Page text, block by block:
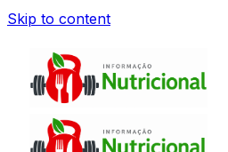
Skip to content